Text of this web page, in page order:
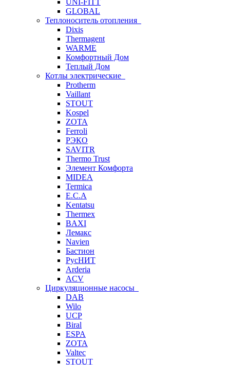
UNI-FITT
GLOBAL
Теплоноситель отопления
Dixis
Thermagent
WARME
Комфортный Дом
Теплый Дом
Котлы электрические
Protherm
Vaillant
STOUT
Kospel
ZOTA
Ferroli
РЭКО
SAVITR
Thermo Trust
Элемент Комфорта
MIDEA
Termica
E.C.A
Kentatsu
Thermex
BAXI
Лемакс
Navien
Бастион
РусНИТ
Arderia
ACV
Циркуляционные насосы
DAB
Wilo
UCP
Biral
ESPA
ZOTA
Valtec
STOUT